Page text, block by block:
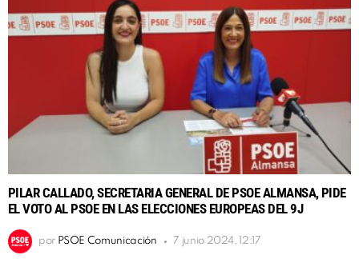
PILAR CALLADO, SECRETARIA GENERAL DE PSOE ALMANSA, PIDE
EL VOTO AL PSOE EN LAS ELECCIONES EUROPEAS DEL 9J
por PSOE Comunicación 7 junio 2024, 12:17